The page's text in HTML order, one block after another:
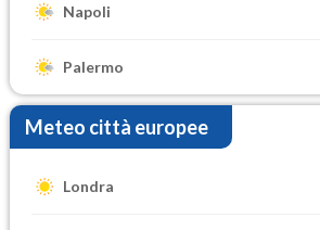
Napoli
Palermo
Meteo città europee
Londra